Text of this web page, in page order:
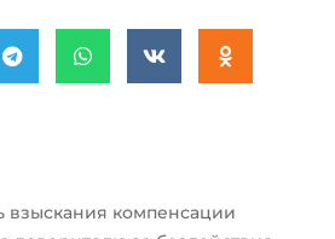
взыскания компенсации